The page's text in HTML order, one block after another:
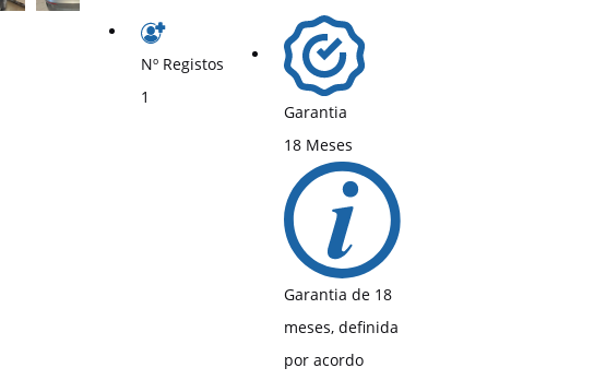
Nº Registos
1
Garantia
18 Meses
Garantia de 18
meses, definida
por acordo